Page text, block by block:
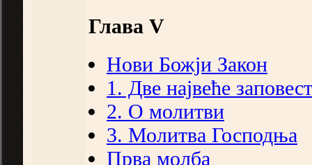
Глава V
Нови Божји Закон
1. Две највеће
2. О молитви
3. Молитва Господња
Прва молба